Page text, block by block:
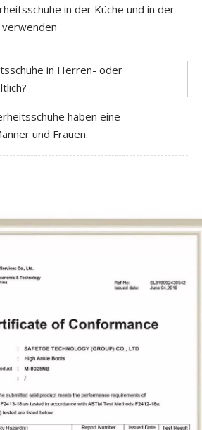
in der Küche und in der
in Herren- oder
haben eine
und Frauen.